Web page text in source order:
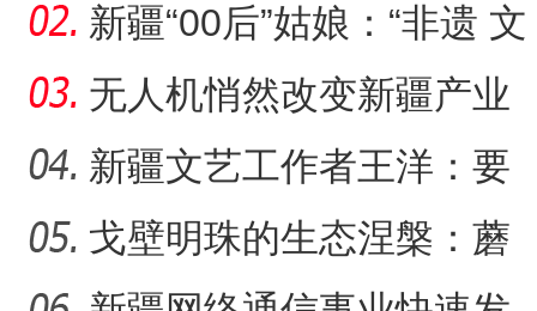
新疆石河子：国际物
新疆戈壁滩上番茄
走出国门？
新疆“00后”姑娘：“非遗 文
创”让传统文化“潮”
无人机悄然改变新疆产业
生产方式
新疆文艺工作者王洋：要
把美好的家乡唱给更多人
戈壁明珠的生态涅槃：蘑